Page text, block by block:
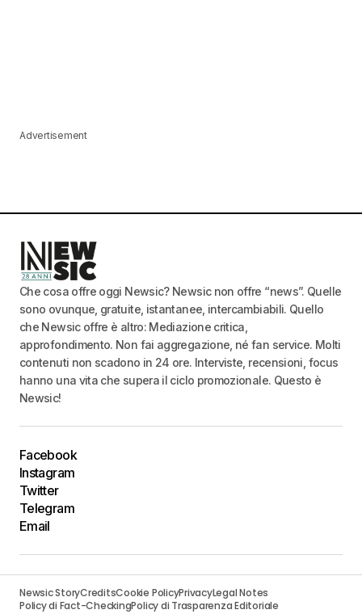
Advertisement
Che cosa offre oggi Newsic? Newsic non offre “news”. Quelle
sono ovunque, gratuite, istantanee, intercambiabili. Quello
che Newsic offre è altro: Mediazione critica,
approfondimento. Non fai aggregazione, né fan service. Molti
contenuti non scadono in 24 ore. Interviste, recensioni, focus
hanno una vita che supera il ciclo promozionale. Questo è
Newsic!
Facebook
Instagram
Twitter
Telegram
Email
Newsic StoryCreditsCookie PolicyPrivacyLegal Notes
Policy di Fact-CheckingPolicy di Trasparenza Editoriale